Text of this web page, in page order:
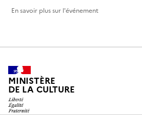
En savoir plus sur l'événement
MINISTÈRE
DE LA CULTURE